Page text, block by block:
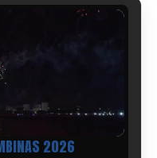
2026